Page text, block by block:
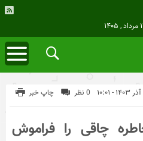
چاپ خبر 0 نظر
چاقی را فراموش